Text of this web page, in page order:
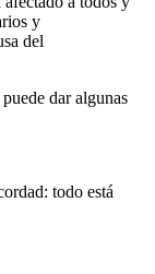
y
del
dar algunas
todo está